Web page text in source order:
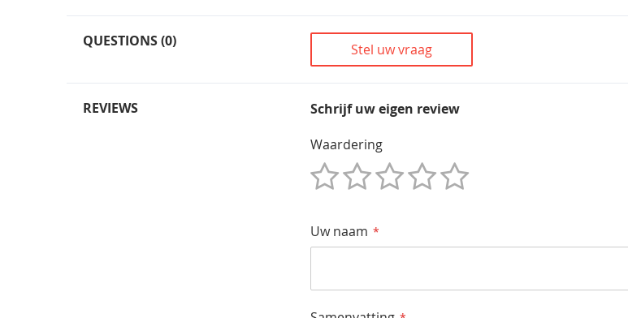
QUESTIONS (0) Stel uw vraag
REVIEWS
Schrijf uw eigen review
Waardering
Uw naam